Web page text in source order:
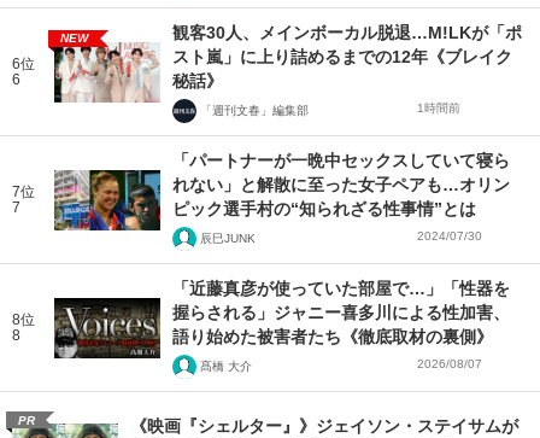
6位
6
NEW
観客30人、メインボーカル脱退…M!LKが「ポ
スト嵐」に上り詰めるまでの12年《ブレイク
秘話》
「週刊文春」編集部 1時間前
7位
7
「パートナーが一晩中セックスしていて寝ら
れない」と解散に至った女子ペアも…オリン
ピック選手村の“知られざる性事情”とは
辰巳JUNK 2024/07/30
8位
8
「近藤真彦が使っていた部屋で…」「性器を
握らされる」ジャニー喜多川による性加害、
語り始めた被害者たち《徹底取材の裏側》
髙橋 大介 2026/08/07
PR
《映画『シェルター』》ジェイソン・ステイサムが